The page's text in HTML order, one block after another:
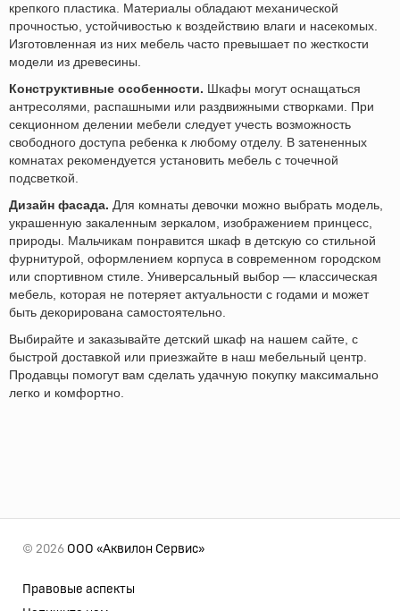
крепкого пластика. Материалы обладают механической
прочностью, устойчивостью к воздействию влаги и насекомых.
Изготовленная из них мебель часто превышает по жесткости
модели из древесины.
Конструктивные особенности. Шкафы могут оснащаться
антресолями, распашными или раздвижными створками. При
секционном делении мебели следует учесть возможность
свободного доступа ребенка к любому отделу. В затененных
комнатах рекомендуется установить мебель с точечной
подсветкой.
Дизайн фасада. Для комнаты девочки можно выбрать модель,
украшенную закаленным зеркалом, изображением принцесс,
природы. Мальчикам понравится шкаф в детскую со стильной
фурнитурой, оформлением корпуса в современном городском
или спортивном стиле. Универсальный выбор — классическая
мебель, которая не потеряет актуальности с годами и может
быть декорирована самостоятельно.
Выбирайте и заказывайте детский шкаф на нашем сайте, с
быстрой доставкой или приезжайте в наш мебельный центр.
Продавцы помогут вам сделать удачную покупку максимально
легко и комфортно.
© 2026 ООО «Аквилон Сервис»
Правовые аспекты